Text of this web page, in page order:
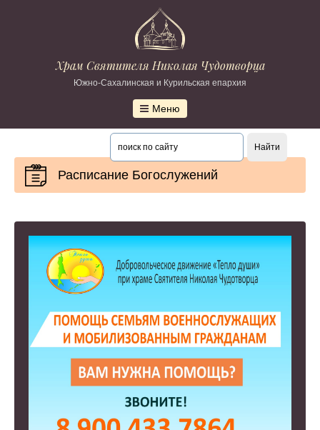
Храм Святителя Николая Чудотворца
Южно-Сахалинская и Курильская епархия
Меню
Расписание Богослужений